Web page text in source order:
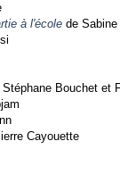
à l'école de Sabine
Stéphane Bouchet et
Cayouette